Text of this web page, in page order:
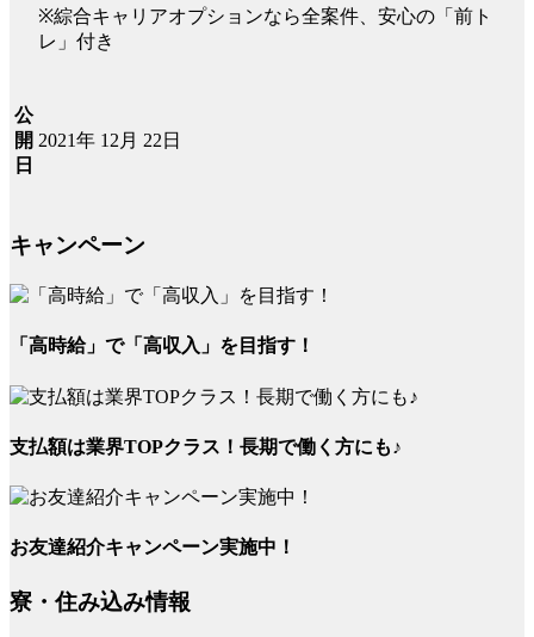
※綜合キャリアオプションなら全案件、安心の「前ト
レ」付き
公
開
日
2021年 12月 22日
キャンペーン
「高時給」で「高収入」を目指す！
支払額は業界TOPクラス！長期で働く方にも♪
お友達紹介キャンペーン実施中！
寮・住み込み情報